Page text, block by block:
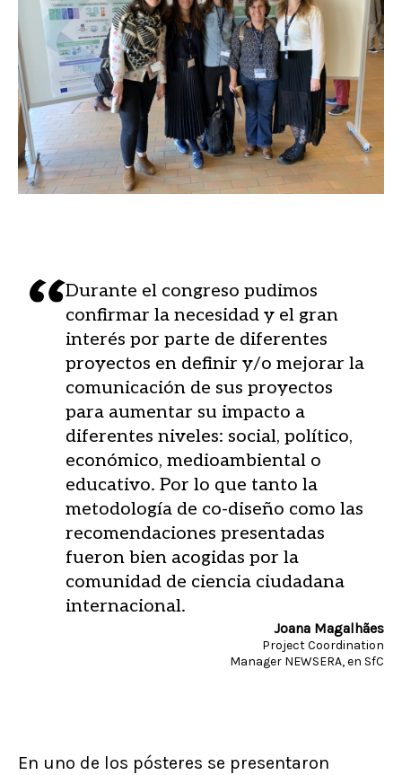
Durante el congreso pudimos
confirmar la necesidad y el gran
interés por parte de diferentes
proyectos en definir y/o mejorar la
comunicación de sus proyectos
para aumentar su impacto a
diferentes niveles: social, político,
económico, medioambiental o
educativo. Por lo que tanto la
metodología de co-diseño como las
recomendaciones presentadas
fueron bien acogidas por la
comunidad de ciencia ciudadana
internacional.
Joana Magalhães
Project Coordination
Manager NEWSERA, en SfC
En uno de los pósteres se presentaron